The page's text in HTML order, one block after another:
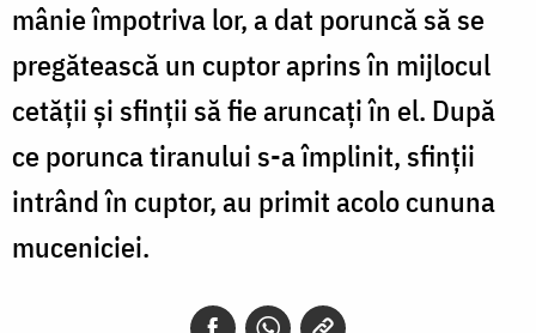
mânie împotriva lor, a dat poruncă să se
pregătească un cuptor aprins în mijlocul
cetăţii şi sfinţii să fie aruncaţi în el. După
ce porunca tiranului s-a împlinit, sfinţii
intrând în cuptor, au primit acolo cununa
muceniciei.